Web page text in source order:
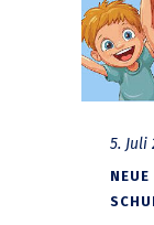
5. Juli